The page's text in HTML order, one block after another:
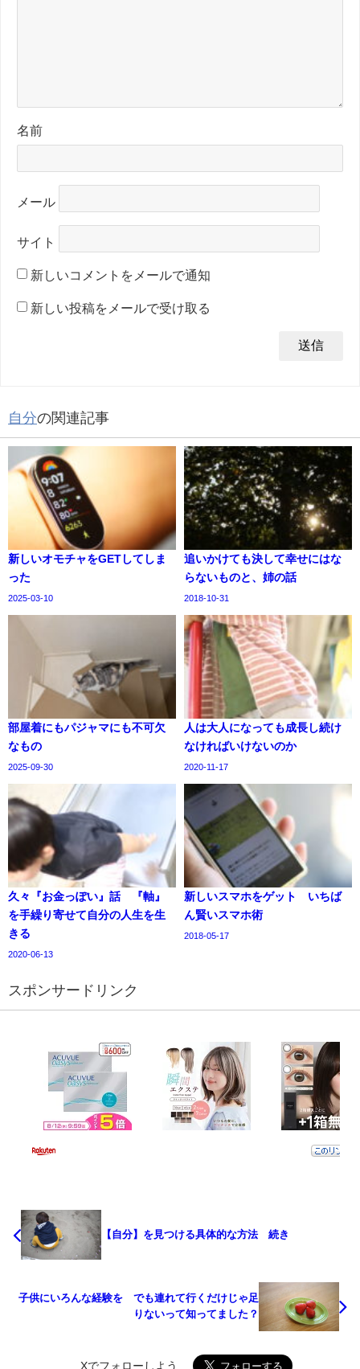
名前
メール
サイト
新しいコメントをメールで通知
新しい投稿をメールで受け取る
自分の関連記事
新しいオモチャをGETしてしま
った
2025-03-10
追いかけても決して幸せにはな
らないものと、姉の話
2018-10-31
部屋着にもパジャマにも不可欠
なもの
2025-09-30
人は大人になっても成長し続け
なければいけないのか
2020-11-17
久々『お金っぽい』話 『軸』
を手繰り寄せて自分の人生を生
きる
2020-06-13
新しいスマホをゲット いちば
ん賢いスマホ術
2018-05-17
スポンサードリンク
【自分】を見つける具体的な方法 続き
子供にいろんな経験を でも連れて行くだけじゃ足
りないって知ってました？
Xでフォローしよう